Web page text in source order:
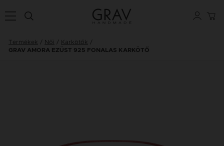
Termékek Női Karkötők
GRAV AMORA EZÜST 925 FONALAS KARKÖTŐ